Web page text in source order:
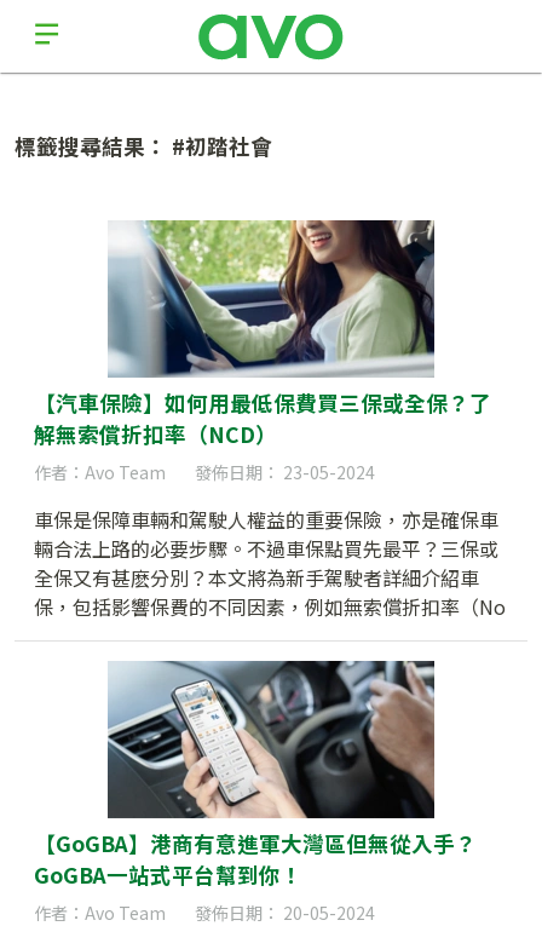
標籤搜尋結果： #初踏社會
【汽車保險】如何用最低保費買三保或全保？了
解無索償折扣率（NCD）
作者：Avo Team 發佈日期： 23-05-2024
車保是保障車輛和駕駛人權益的重要保險，亦是確保車
輛合法上路的必要步驟。不過車保點買先最平？三保或
全保又有甚麽分別？本文將為新手駕駛者詳細介紹車
保，包括影響保費的不同因素，例如無索償折扣率（No
Claim Discount），幫助大家順利上路。
【GoGBA】港商有意進軍大灣區但無從入手？
GoGBA一站式平台幫到你！
作者：Avo Team 發佈日期： 20-05-2024